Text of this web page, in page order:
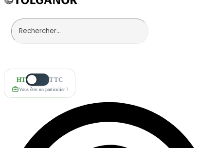
HT TTC
Vous êtes un particulier ?